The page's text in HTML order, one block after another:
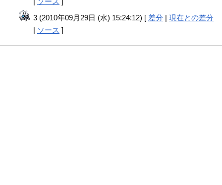
3 (2010年09月29日 (水) 15:24:12) [ 差分 |現在との差分
| ソース ]